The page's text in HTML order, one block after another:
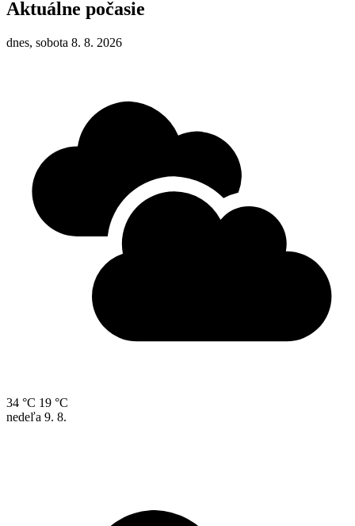
Aktuálne počasie
dnes, sobota 8. 8. 2026
34 °C 19 °C
nedeľa 9. 8.